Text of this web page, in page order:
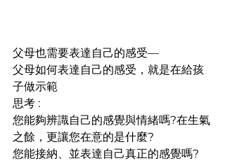
父母也需要表達自己的感受—
父母如何表達自己的感受，就是在給孩
子做示範
思考 :
您能夠辨識自己的感覺與情緒嗎?在生氣
之餘，更讓您在意的是什麼?
您能接納、並表達自己真正的感覺嗎?